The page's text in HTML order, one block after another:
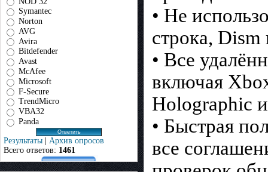
Symantec
Norton
AVG
Avira
Bitdefender
Avast
McAfee
Microsoft
F-Secure
TrendMicro
VBA32
Panda
Результаты | Архив опросов
Всего ответов: 1461
• Не
строка,
• Все
включая
Holographic
• Быстрая
все